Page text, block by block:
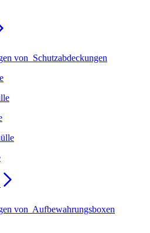
von Schutzabdeckungen
von Aufbewahrungsboxen